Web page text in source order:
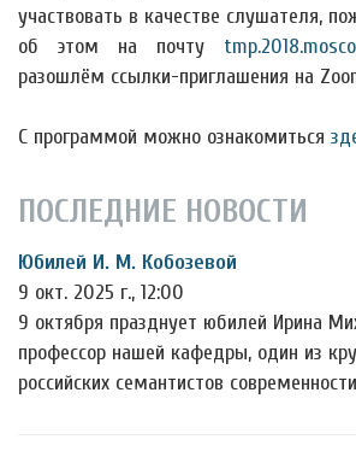
участвовать в качестве слушателя,
об этом на почту
разошлём ссылки-приглашения на
С программой можно ознакомиться
ПОСЛЕДНИЕ НОВОСТИ
Юбилей И. М. Кобозевой
9 окт. 2025 г., 12:00
9 октября празднует юбилей Ирина
профессор нашей кафедры, один из
российских семантистов